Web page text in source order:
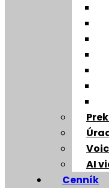
AI
Cenník